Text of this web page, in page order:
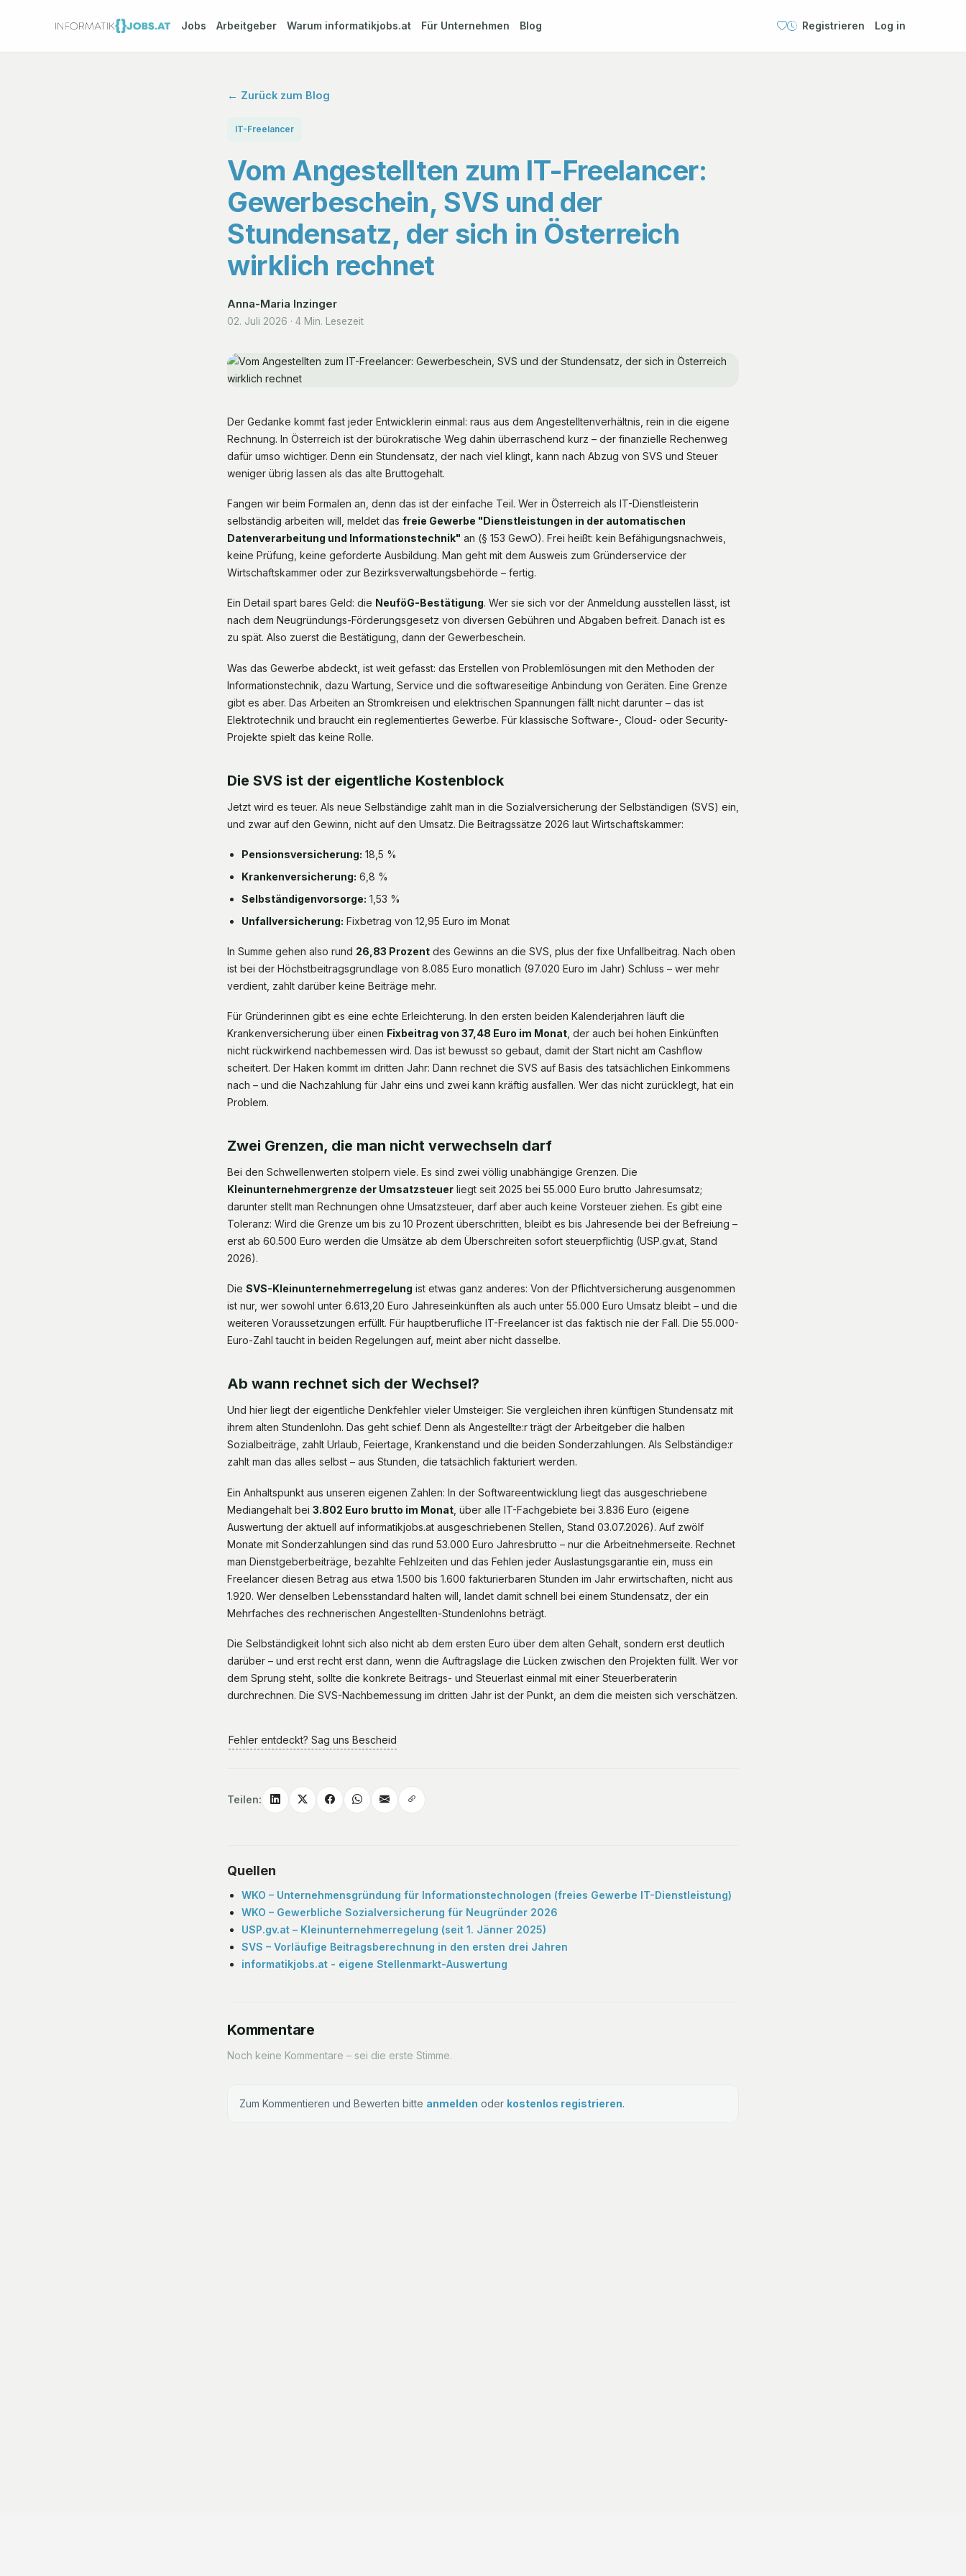
Jobs Arbeitgeber Warum informatikjobs.at Für Unternehmen Blog Registrieren Log in
← Zurück zum Blog
IT-Freelancer
Vom Angestellten zum IT-Freelancer:
Gewerbeschein, SVS und der
Stundensatz, der sich in Österreich
wirklich rechnet
Anna-Maria Inzinger
02. Juli 2026 · 4 Min. Lesezeit
Der Gedanke kommt fast jeder Entwicklerin einmal: raus aus dem Angestelltenverhältnis, rein in die eigene
Rechnung. In Österreich ist der bürokratische Weg dahin überraschend kurz – der finanzielle Rechenweg
dafür umso wichtiger. Denn ein Stundensatz, der nach viel klingt, kann nach Abzug von SVS und Steuer
weniger übrig lassen als das alte Bruttogehalt.
Fangen wir beim Formalen an, denn das ist der einfache Teil. Wer in Österreich als IT-Dienstleisterin
selbständig arbeiten will, meldet das freie Gewerbe "Dienstleistungen in der automatischen
Datenverarbeitung und Informationstechnik" an (§ 153 GewO). Frei heißt: kein Befähigungsnachweis,
keine Prüfung, keine geforderte Ausbildung. Man geht mit dem Ausweis zum Gründerservice der
Wirtschaftskammer oder zur Bezirksverwaltungsbehörde – fertig.
Ein Detail spart bares Geld: die NeuföG-Bestätigung. Wer sie sich vor der Anmeldung ausstellen lässt, ist
nach dem Neugründungs-Förderungsgesetz von diversen Gebühren und Abgaben befreit. Danach ist es
zu spät. Also zuerst die Bestätigung, dann der Gewerbeschein.
Was das Gewerbe abdeckt, ist weit gefasst: das Erstellen von Problemlösungen mit den Methoden der
Informationstechnik, dazu Wartung, Service und die softwareseitige Anbindung von Geräten. Eine Grenze
gibt es aber. Das Arbeiten an Stromkreisen und elektrischen Spannungen fällt nicht darunter – das ist
Elektrotechnik und braucht ein reglementiertes Gewerbe. Für klassische Software-, Cloud- oder Security-
Projekte spielt das keine Rolle.
Die SVS ist der eigentliche Kostenblock
Jetzt wird es teuer. Als neue Selbständige zahlt man in die Sozialversicherung der Selbständigen (SVS) ein,
und zwar auf den Gewinn, nicht auf den Umsatz. Die Beitragssätze 2026 laut Wirtschaftskammer:
Pensionsversicherung: 18,5 %
Krankenversicherung: 6,8 %
Selbständigenvorsorge: 1,53 %
Unfallversicherung: Fixbetrag von 12,95 Euro im Monat
In Summe gehen also rund 26,83 Prozent des Gewinns an die SVS, plus der fixe Unfallbeitrag. Nach oben
ist bei der Höchstbeitragsgrundlage von 8.085 Euro monatlich (97.020 Euro im Jahr) Schluss – wer mehr
verdient, zahlt darüber keine Beiträge mehr.
Für Gründerinnen gibt es eine echte Erleichterung. In den ersten beiden Kalenderjahren läuft die
Krankenversicherung über einen Fixbeitrag von 37,48 Euro im Monat , der auch bei hohen Einkünften
nicht rückwirkend nachbemessen wird. Das ist bewusst so gebaut, damit der Start nicht am Cashflow
scheitert. Der Haken kommt im dritten Jahr: Dann rechnet die SVS auf Basis des tatsächlichen Einkommens
nach – und die Nachzahlung für Jahr eins und zwei kann kräftig ausfallen. Wer das nicht zurücklegt, hat ein
Problem.
Zwei Grenzen, die man nicht verwechseln darf
Bei den Schwellenwerten stolpern viele. Es sind zwei völlig unabhängige Grenzen. Die
Kleinunternehmergrenze der Umsatzsteuer liegt seit 2025 bei 55.000 Euro brutto Jahresumsatz;
darunter stellt man Rechnungen ohne Umsatzsteuer, darf aber auch keine Vorsteuer ziehen. Es gibt eine
Toleranz: Wird die Grenze um bis zu 10 Prozent überschritten, bleibt es bis Jahresende bei der Befreiung –
erst ab 60.500 Euro werden die Umsätze ab dem Überschreiten sofort steuerpflichtig (USP.gv.at, Stand
2026).
Die SVS-Kleinunternehmerregelung ist etwas ganz anderes: Von der Pflichtversicherung ausgenommen
ist nur, wer sowohl unter 6.613,20 Euro Jahreseinkünften als auch unter 55.000 Euro Umsatz bleibt – und die
weiteren Voraussetzungen erfüllt. Für hauptberufliche IT-Freelancer ist das faktisch nie der Fall. Die 55.000-
Euro-Zahl taucht in beiden Regelungen auf, meint aber nicht dasselbe.
Ab wann rechnet sich der Wechsel?
Und hier liegt der eigentliche Denkfehler vieler Umsteiger: Sie vergleichen ihren künftigen Stundensatz mit
ihrem alten Stundenlohn. Das geht schief. Denn als Angestellte:r trägt der Arbeitgeber die halben
Sozialbeiträge, zahlt Urlaub, Feiertage, Krankenstand und die beiden Sonderzahlungen. Als Selbständige:r
zahlt man das alles selbst – aus Stunden, die tatsächlich fakturiert werden.
Ein Anhaltspunkt aus unseren eigenen Zahlen: In der Softwareentwicklung liegt das ausgeschriebene
Mediangehalt bei 3.802 Euro brutto im Monat , über alle IT-Fachgebiete bei 3.836 Euro (eigene
Auswertung der aktuell auf informatikjobs.at ausgeschriebenen Stellen, Stand 03.07.2026). Auf zwölf
Monate mit Sonderzahlungen sind das rund 53.000 Euro Jahresbrutto – nur die Arbeitnehmerseite. Rechnet
man Dienstgeberbeiträge, bezahlte Fehlzeiten und das Fehlen jeder Auslastungsgarantie ein, muss ein
Freelancer diesen Betrag aus etwa 1.500 bis 1.600 fakturierbaren Stunden im Jahr erwirtschaften, nicht aus
1.920. Wer denselben Lebensstandard halten will, landet damit schnell bei einem Stundensatz, der ein
Mehrfaches des rechnerischen Angestellten-Stundenlohns beträgt.
Die Selbständigkeit lohnt sich also nicht ab dem ersten Euro über dem alten Gehalt, sondern erst deutlich
darüber – und erst recht erst dann, wenn die Auftragslage die Lücken zwischen den Projekten füllt. Wer vor
dem Sprung steht, sollte die konkrete Beitrags- und Steuerlast einmal mit einer Steuerberaterin
durchrechnen. Die SVS-Nachbemessung im dritten Jahr ist der Punkt, an dem die meisten sich verschätzen.
Fehler entdeckt? Sag uns Bescheid
Teilen:
Quellen
WKO – Unternehmensgründung für Informationstechnologen (freies Gewerbe IT-Dienstleistung)
WKO – Gewerbliche Sozialversicherung für Neugründer 2026
USP.gv.at – Kleinunternehmerregelung (seit 1. Jänner 2025)
SVS – Vorläufige Beitragsberechnung in den ersten drei Jahren
informatikjobs.at - eigene Stellenmarkt-Auswertung
Kommentare
Noch keine Kommentare – sei die erste Stimme.
Zum Kommentieren und Bewerten bitte anmelden oder kostenlos registrieren.